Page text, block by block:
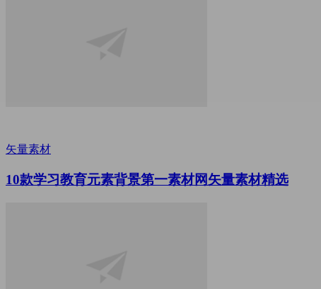
矢量素材
10款学习教育元素背景第一素材网矢量素材精选